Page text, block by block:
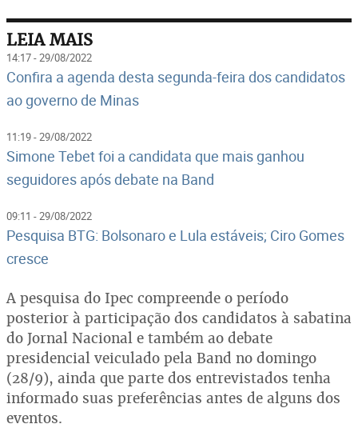
LEIA MAIS
14:17 - 29/08/2022
Confira a agenda desta segunda-feira dos candidatos
ao governo de Minas
11:19 - 29/08/2022
Simone Tebet foi a candidata que mais ganhou
seguidores após debate na Band
09:11 - 29/08/2022
Pesquisa BTG: Bolsonaro e Lula estáveis; Ciro Gomes
cresce
A pesquisa do Ipec compreende o período
posterior à participação dos candidatos à sabatina
do Jornal Nacional e também ao debate
presidencial veiculado pela Band no domingo
(28/9), ainda que parte dos entrevistados tenha
informado suas preferências antes de alguns dos
eventos.